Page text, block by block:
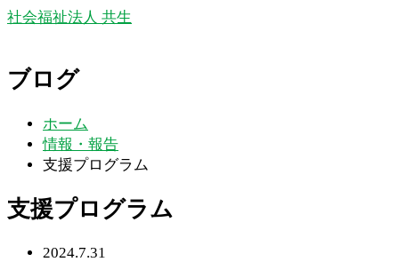
社会福祉法人 共生
ブログ
ホーム
情報・報告
支援プログラム
支援プログラム
2024.7.31